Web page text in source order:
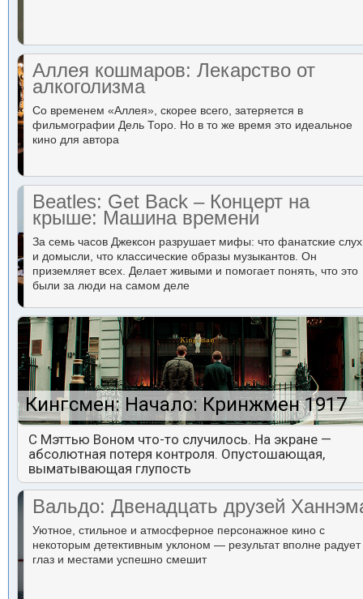
Аллея кошмаров: Лекарство от
алкоголизма
Со временем «Аллея», скорее всего, затеряется в
фильмографии Дель Торо. Но в то же время это идеальное
кино для автора
Beatles: Get Back – Концерт на
крыше: Машина времени
За семь часов Джексон разрушает мифы: что фанатские
и домысли, что классические образы музыкантов. Он
приземляет всех. Делает живыми и помогает понять, что это
были за люди на самом деле
Кингсмен: Начало: Кринжмен 1917
С Мэттью Воном что-то случилось. На экране —
абсолютная потеря контроля. Опустошающая,
выматывающая глупость
Вальдо: Двенадцать друзей
Уютное, стильное и атмосферное персонажное кино с
некоторым детективным уклоном — результат вполне радует
глаз и местами успешно смешит